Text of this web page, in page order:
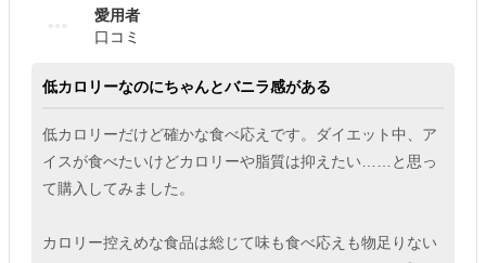
愛用者
口コミ
低カロリーなのにちゃんとバニラ感がある
低カロリーだけど確かな食べ応えです。ダイエット中、ア
イスが食べたいけどカロリーや脂質は抑えたい……と思っ
て購入してみました。
カロリー控えめな食品は総じて味も食べ応えも物足りない